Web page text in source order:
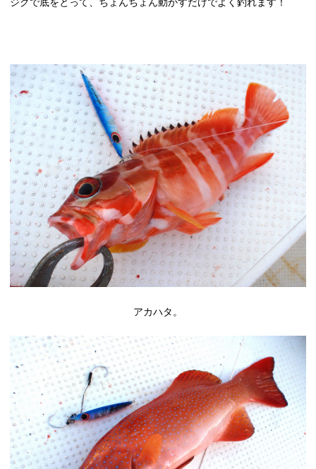
アカハタ。